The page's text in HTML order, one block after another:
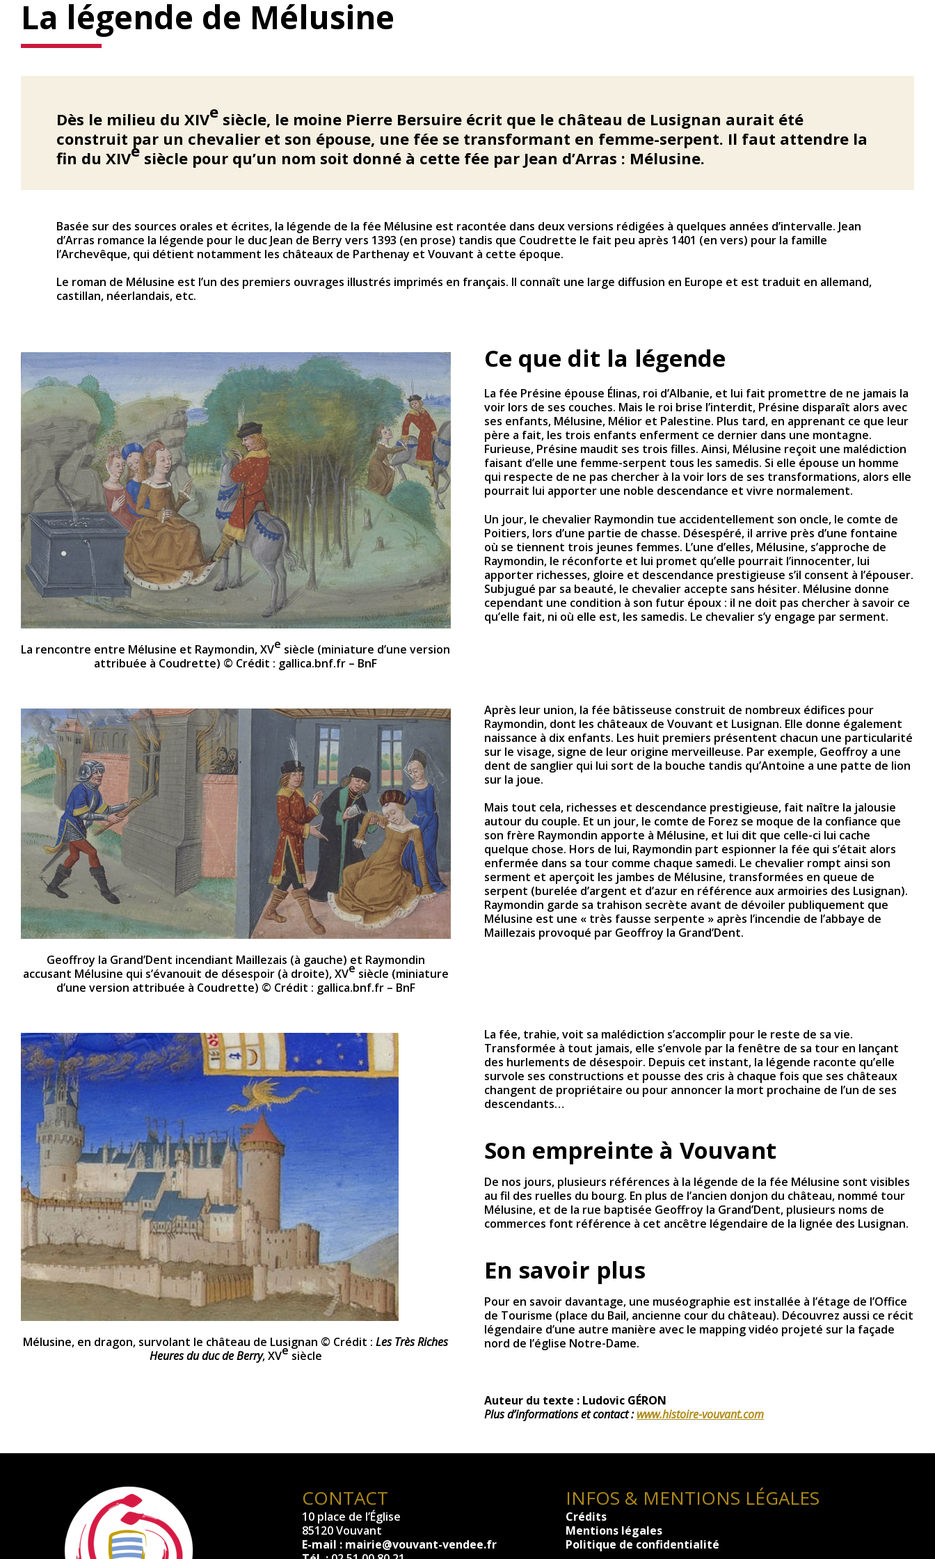
La légende de Mélusine
Dès le milieu du XIVe siècle, le moine Pierre Bersuire écrit que le château de Lusignan aurait été
construit par un chevalier et son épouse, une fée se transformant en femme-serpent. Il faut attendre la
fin du XIVe siècle pour qu’un nom soit donné à cette fée par Jean d’Arras : Mélusine.
Basée sur des sources orales et écrites, la légende de la fée Mélusine est racontée dans deux versions rédigées à quelques années d’intervalle. Jean
d’Arras romance la légende pour le duc Jean de Berry vers 1393 (en prose) tandis que Coudrette le fait peu après 1401 (en vers) pour la famille
l’Archevêque, qui détient notamment les châteaux de Parthenay et Vouvant à cette époque.
Le roman de Mélusine est l’un des premiers ouvrages illustrés imprimés en français. Il connaît une large diffusion en Europe et est traduit en allemand,
castillan, néerlandais, etc.
La rencontre entre Mélusine et Raymondin, XVe siècle (miniature d’une version
attribuée à Coudrette) © Crédit : gallica.bnf.fr – BnF
Ce que dit la légende
La fée Présine épouse Élinas, roi d’Albanie, et lui fait promettre de ne jamais la
voir lors de ses couches. Mais le roi brise l’interdit, Présine disparaît alors avec
ses enfants, Mélusine, Mélior et Palestine. Plus tard, en apprenant ce que leur
père a fait, les trois enfants enferment ce dernier dans une montagne.
Furieuse, Présine maudit ses trois filles. Ainsi, Mélusine reçoit une malédiction
faisant d’elle une femme-serpent tous les samedis. Si elle épouse un homme
qui respecte de ne pas chercher à la voir lors de ses transformations, alors elle
pourrait lui apporter une noble descendance et vivre normalement.
Un jour, le chevalier Raymondin tue accidentellement son oncle, le comte de
Poitiers, lors d’une partie de chasse. Désespéré, il arrive près d’une fontaine
où se tiennent trois jeunes femmes. L’une d’elles, Mélusine, s’approche de
Raymondin, le réconforte et lui promet qu’elle pourrait l’innocenter, lui
apporter richesses, gloire et descendance prestigieuse s’il consent à l’épouser.
Subjugué par sa beauté, le chevalier accepte sans hésiter. Mélusine donne
cependant une condition à son futur époux : il ne doit pas chercher à savoir ce
qu’elle fait, ni où elle est, les samedis. Le chevalier s’y engage par serment.
Geoffroy la Grand’Dent incendiant Maillezais (à gauche) et Raymondin
accusant Mélusine qui s’évanouit de désespoir (à droite), XVe siècle (miniature
d’une version attribuée à Coudrette) © Crédit : gallica.bnf.fr – BnF
Après leur union, la fée bâtisseuse construit de nombreux édifices pour
Raymondin, dont les châteaux de Vouvant et Lusignan. Elle donne également
naissance à dix enfants. Les huit premiers présentent chacun une particularité
sur le visage, signe de leur origine merveilleuse. Par exemple, Geoffroy a une
dent de sanglier qui lui sort de la bouche tandis qu’Antoine a une patte de lion
sur la joue.
Mais tout cela, richesses et descendance prestigieuse, fait naître la jalousie
autour du couple. Et un jour, le comte de Forez se moque de la confiance que
son frère Raymondin apporte à Mélusine, et lui dit que celle-ci lui cache
quelque chose. Hors de lui, Raymondin part espionner la fée qui s’était alors
enfermée dans sa tour comme chaque samedi. Le chevalier rompt ainsi son
serment et aperçoit les jambes de Mélusine, transformées en queue de
serpent (burelée d’argent et d’azur en référence aux armoiries des Lusignan).
Raymondin garde sa trahison secrète avant de dévoiler publiquement que
Mélusine est une « très fausse serpente » après l’incendie de l’abbaye de
Maillezais provoqué par Geoffroy la Grand’Dent.
Mélusine, en dragon, survolant le château de Lusignan © Crédit :Les Très Riches
Heures du duc de Berry, XVe siècle
La fée, trahie, voit sa malédiction s’accomplir pour le reste de sa vie.
Transformée à tout jamais, elle s’envole par la fenêtre de sa tour en lançant
des hurlements de désespoir. Depuis cet instant, la légende raconte qu’elle
survole ses constructions et pousse des cris à chaque fois que ses châteaux
changent de propriétaire ou pour annoncer la mort prochaine de l’un de ses
descendants…
Son empreinte à Vouvant
De nos jours, plusieurs références à la légende de la fée Mélusine sont visibles
au fil des ruelles du bourg. En plus de l’ancien donjon du château, nommé tour
Mélusine, et de la rue baptisée Geoffroy la Grand’Dent, plusieurs noms de
commerces font référence à cet ancêtre légendaire de la lignée des Lusignan.
En savoir plus
Pour en savoir davantage, une muséographie est installée à l’étage de l’Office
de Tourisme (place du Bail, ancienne cour du château). Découvrez aussi ce récit
légendaire d’une autre manière avec le mapping vidéo projeté sur la façade
nord de l’église Notre-Dame.
Auteur du texte : Ludovic GÉRON
Plus d’informations et contact :www.histoire-vouvant.com
CONTACT
10 place de l’Église
85120 Vouvant
E-mail : mairie@vouvant-vendee.fr
INFOS & MENTIONS LÉGALES
Crédits
Mentions légales
Politique de confidentialité